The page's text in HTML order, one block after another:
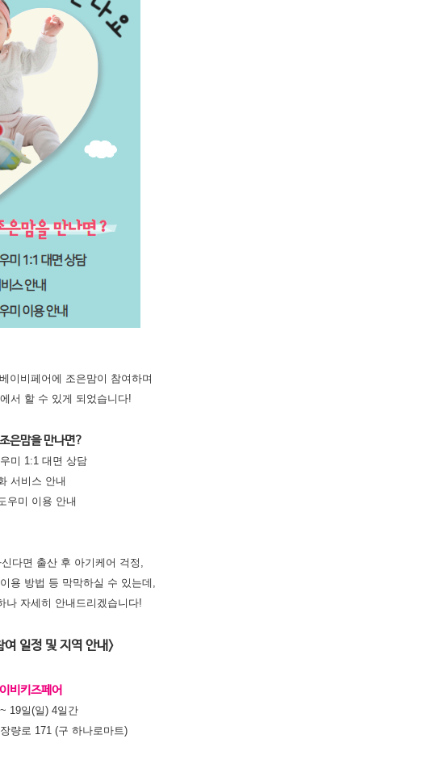
이비페어에 조은맘이 참여하며
서 할 수 있게 되었습니다!
은맘을 만나면?
미 1:1 대면 상담
서비스 안내
우미 이용 안내
다면 출산 후 아기케어 걱정,
용 방법 등 막막하실 수 있는데,
나 자세히 안내드리겠습니다!
일정 및 지역 안내>
비키즈페어
~ 19일(일) 4일간
량로 171 (구 하나로마트)